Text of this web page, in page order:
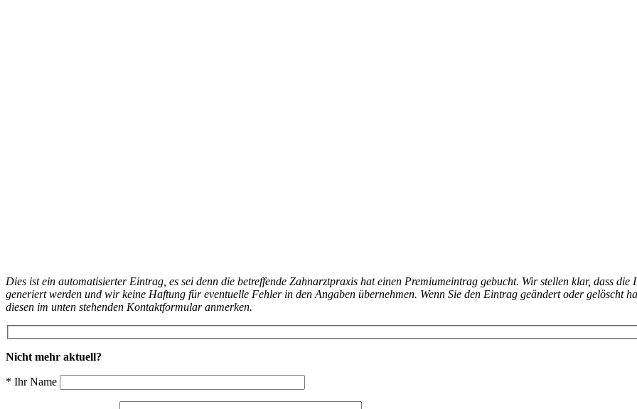
Dies ist ein automatisierter Eintrag, es sei denn die betreffende Zahnarztpraxis hat einen Premiumeintrag gebucht. Wir stellen klar, dass die
generiert werden und wir keine Haftung für eventuelle Fehler in den Angaben übernehmen. Wenn Sie den Eintrag geändert oder gelöscht
diesen im unten stehenden Kontaktformular anmerken.
Nicht mehr aktuell?
* Ihr Name